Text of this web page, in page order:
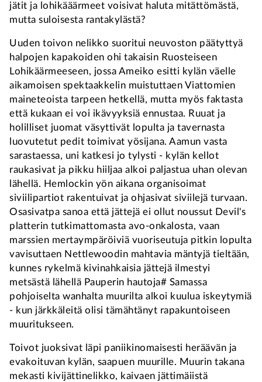
jätit ja lohikääärmeet voisivat haluta mitättömästä,
mutta suloisesta rantakylästä?
Uuden toivon nelikko suoritui neuvoston päätyttyä
halpojen kapakoiden ohi takaisin Ruosteiseen
Lohikäärmeeseen, jossa Ameiko esitti kylän väelle
aikamoisen spektaakkelin muistuttaen Viattomien
maineteoista tarpeen hetkellä, mutta myös faktasta
että kukaan ei voi ikävyyksiä ennustaa. Ruuat ja
holilliset juomat väsyttivät lopulta ja tavernasta
luovutetut pedit toimivat yösijana. Aamun vasta
sarastaessa, uni katkesi jo tylysti - kylän kellot
raukasivat ja pikku hiiljaa alkoi paljastua uhan olevan
lähellä. Hemlockin yön aikana organisoimat
siviilipartiot rakentuivat ja ohjasivat siviilejä turvaan.
Osasivatpa sanoa että jättejä ei ollut noussut Devil's
platterin tutkimattomasta avo-onkalosta, vaan
marssien mertaympäröiviä vuoriseutuja pitkin lopulta
vavisuttaen Nettlewoodin mahtavia mäntyjä tieltään,
kunnes rykelmä kivinahkaisia jättejä ilmestyi
metsästä lähellä Pauperin hautoja# Samassa
pohjoiselta wanhalta muurilta alkoi kuulua iskeytymiä
- kun järkkäleitä olisi tämähtänyt rapakuntoiseen
muuritukseen.
Toivot juoksivat läpi paniikinomaisesti heräävän ja
evakoituvan kylän, saapuen muurille. Muurin takana
mekasti kivijättinelikko, kaivaen jättimäiistä